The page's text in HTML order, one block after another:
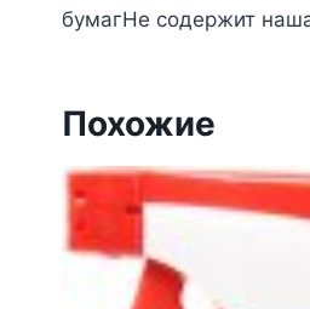
бумагНе содержит
Похожие